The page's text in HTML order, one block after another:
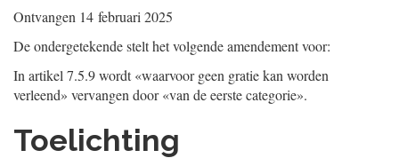
Ontvangen 14 februari 2025
De ondergetekende stelt het volgende amendement voor:
In artikel 7.5.9 wordt «waarvoor geen gratie kan worden
verleend» vervangen door «van de eerste categorie».
Toelichting